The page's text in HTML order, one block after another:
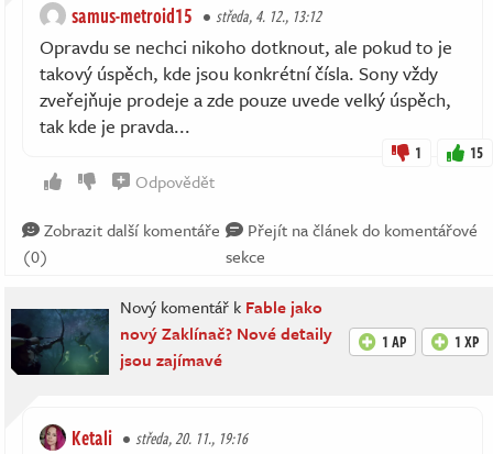
samus-metroid15 středa, 4. 12., 13:12
Opravdu se nechci nikoho dotknout, ale pokud to je
takový úspěch, kde jsou konkrétní čísla. Sony vždy
zveřejňuje prodeje a zde pouze uvede velký úspěch,
tak kde je pravda...
1 15
Odpovědět
Zobrazit další komentáře
(0)
Přejít na článek do komentářové
sekce
Nový komentář k Fable jako
nový Zaklínač? Nové detaily
jsou zajímavé
1 AP 1 XP
Ketali středa, 20. 11., 19:16